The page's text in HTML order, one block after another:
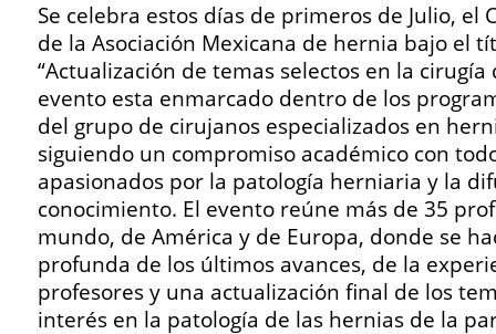
Se celebra estos días de primeros de Julio, el
de la Asociación Mexicana de hernia bajo el
“Actualización de temas selectos en la cirugía
evento esta enmarcado dentro de los
del grupo de cirujanos especializados en
siguiendo un compromiso académico con
apasionados por la patología herniaria y la
conocimiento. El evento reúne más de 35
mundo, de América y de Europa, donde se
profunda de los últimos avances, de la
profesores y una actualización final de los
interés en la patología de las hernias de la